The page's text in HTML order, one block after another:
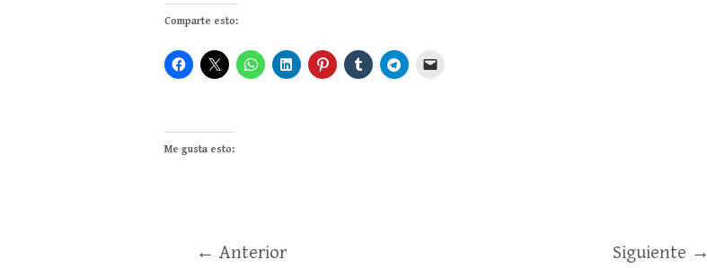
Comparte esto:
Me gusta esto:
← Anterior Siguiente →